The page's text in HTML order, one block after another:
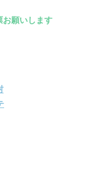
お願いします